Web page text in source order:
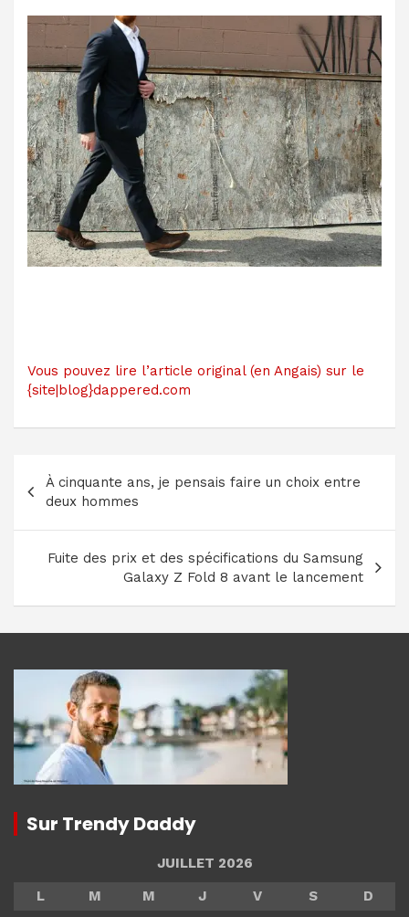
Vous pouvez lire l’article original (en Angais) sur le
{site|blog}dappered.com
Navigation
de
l’article
À cinquante ans, je pensais faire un choix entre
deux hommes
Fuite des prix et des spécifications du Samsung
Galaxy Z Fold 8 avant le lancement
Sur Trendy Daddy
JUILLET 2026
L
M M J V S
D